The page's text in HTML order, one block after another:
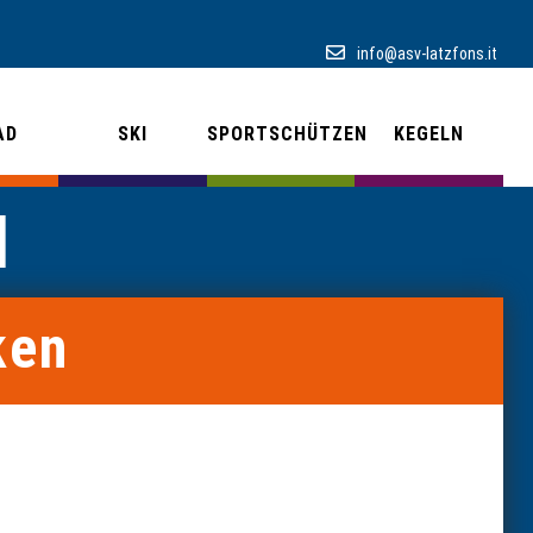
info@asv-latzfons.it
SKI SPORTSCHÜTZEN KEGELN